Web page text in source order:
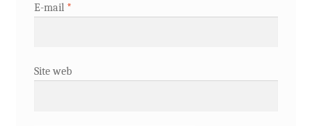
E-mail *
Site web